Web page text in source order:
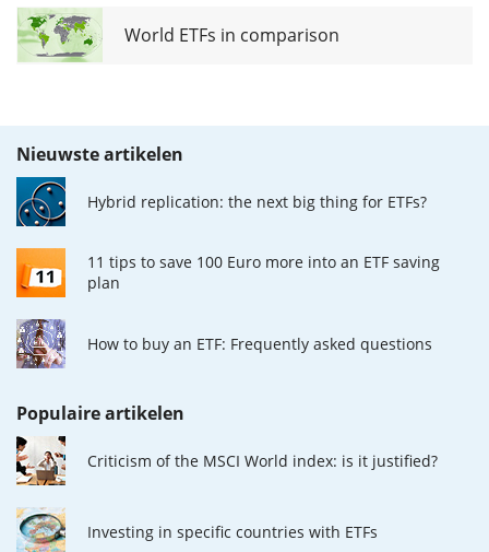
World ETFs in comparison
Nieuwste artikelen
Hybrid replication: the next big thing for ETFs?
11 tips to save 100 Euro more into an ETF saving
plan
How to buy an ETF: Frequently asked questions
Populaire artikelen
Criticism of the MSCI World index: is it justified?
Investing in specific countries with ETFs